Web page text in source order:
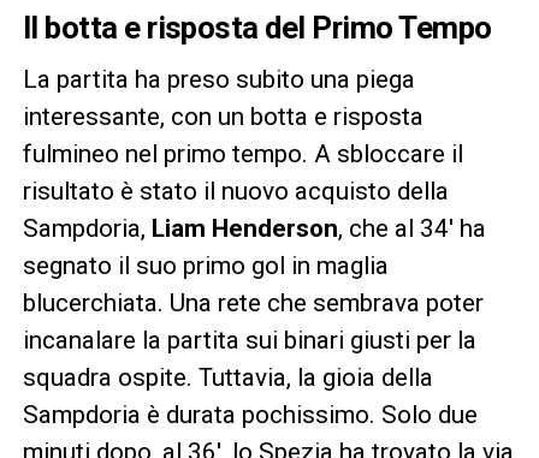
Il botta e risposta del Primo Tempo
La partita ha preso subito una piega
interessante, con un botta e risposta
fulmineo nel primo tempo. A sbloccare il
risultato è stato il nuovo acquisto della
Sampdoria, Liam Henderson, che al 34′ ha
segnato il suo primo gol in maglia
blucerchiata. Una rete che sembrava poter
incanalare la partita sui binari giusti per la
squadra ospite. Tuttavia, la gioia della
Sampdoria è durata pochissimo. Solo due
minuti dopo, al 36′, lo Spezia ha trovato la via